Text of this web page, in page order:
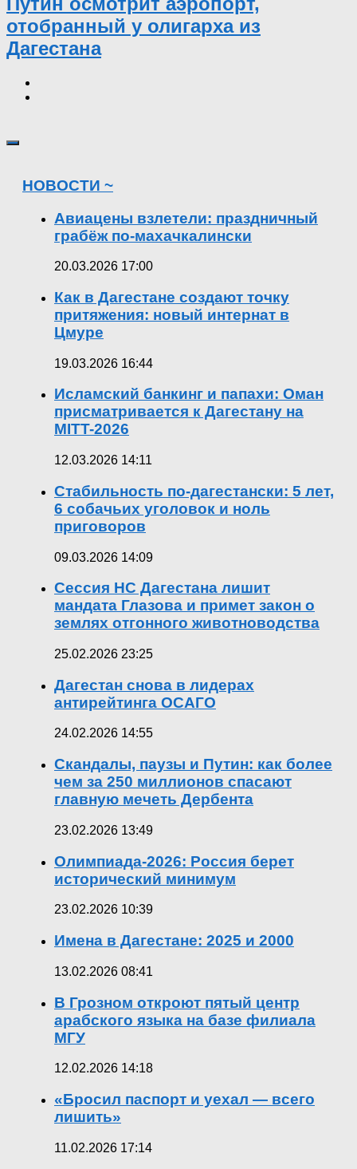
отобранный у олигарха из
Дагестана
НОВОСТИ ~
Авиацены взлетели: праздничный
грабёж по-махачкалински
20.03.2026 17:00
Как в Дагестане создают точку
притяжения: новый интернат в
Цмуре
19.03.2026 16:44
Исламский банкинг и папахи: Оман
присматривается к Дагестану на
MITT-2026
12.03.2026 14:11
Стабильность по-дагестански: 5 лет,
6 собачьих уголовок и ноль
приговоров
09.03.2026 14:09
Сессия НС Дагестана лишит
мандата Глазова и примет закон о
землях отгонного животноводства
25.02.2026 23:25
Дагестан снова в лидерах
антирейтинга ОСАГО
24.02.2026 14:55
Скандалы, паузы и Путин: как более
чем за 250 миллионов спасают
главную мечеть Дербента
23.02.2026 13:49
Олимпиада-2026: Россия берет
исторический минимум
23.02.2026 10:39
Имена в Дагестане: 2025 и 2000
13.02.2026 08:41
В Грозном откроют пятый центр
арабского языка на базе филиала
МГУ
12.02.2026 14:18
«Бросил паспорт и уехал — всего
лишить»
11.02.2026 17:14